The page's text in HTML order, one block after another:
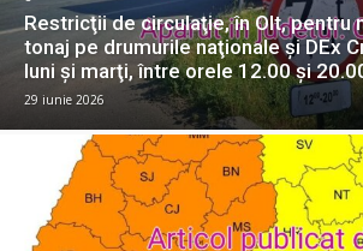
Restricţii de circulaţie, în Olt, pentru
tonaj pe drumurile naţionale şi DEx
luni şi marţi, între orele 12.00 şi
29 iunie 2026